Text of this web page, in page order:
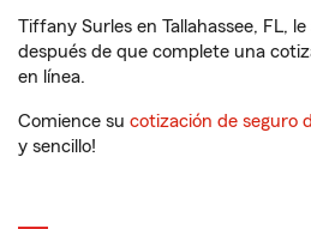
Tiffany Surles en Tallahassee, FL,
después de que complete una
en línea.
Comience su cotización de seguro
y sencillo!